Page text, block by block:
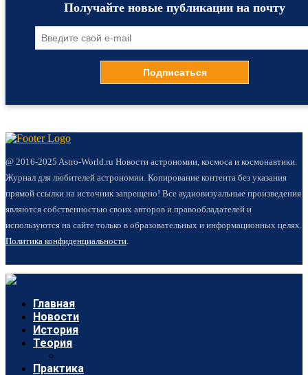
Получайте новые публикации на почту
@ 2016-2025 Astro-World.ru Новости астрономии, космоса и космонавтики.
Журнал для любителей астрономии. Копирование контента без указания
прямой ссылки на источник запрещено! Все аудиовизуальные произведения
являются собственностью своих авторов и правообладателей и
используются на сайте только в образовательных и информационных целях.
Политика конфиденциальности.
Главная
Новости
История
Теория
Практика